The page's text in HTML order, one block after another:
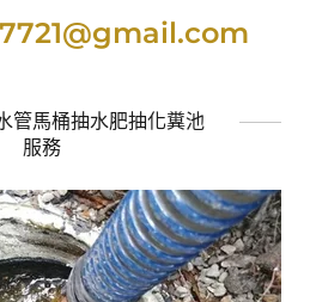
管馬桶抽水肥抽化糞池
服務